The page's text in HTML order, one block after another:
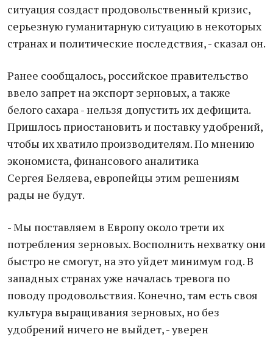
ситуация создаст продовольственный кризис,
серьезную гуманитарную ситуацию в некоторых
странах и политические последствия, - сказал он.
Ранее сообщалось, российское правительство
ввело запрет на экспорт зерновых, а также
белого сахара - нельзя допустить их дефицита.
Пришлось приостановить и поставку удобрений,
чтобы их хватило производителям. По мнению
экономиста, финансового аналитика
Сергея Беляева, европейцы этим решениям
рады не будут.
- Мы поставляем в Европу около трети их
потребления зерновых. Восполнить нехватку они
быстро не смогут, на это уйдет минимум год. В
западных странах уже началась тревога по
поводу продовольствия. Конечно, там есть своя
культура выращивания зерновых, но без
удобрений ничего не выйдет, - уверен